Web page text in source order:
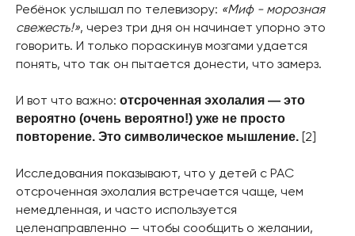
Ребёнок услышал по телевизору: «Миф - морозная
свежесть!», через три дня он начинает упорно это
говорить. И только пораскинув мозгами удается
понять, что так он пытается донести, что замерз.
И вот что важно: отсроченная эхолалия — это
вероятно (очень вероятно!) уже не просто
повторение. Это символическое мышление. [2]
Исследования показывают, что у детей с РАС
отсроченная эхолалия встречается чаще, чем
немедленная, и часто используется
целенаправленно — чтобы сообщить о желании,